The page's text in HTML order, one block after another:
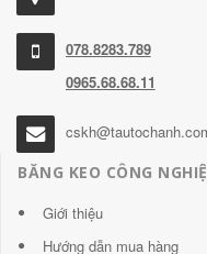
078.8283.789
0965.68.68.11
BĂNG KEO CÔNG
Giới thiệu
Hướng dẫn mua hàng